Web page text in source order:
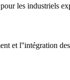
les industriels
et l''intégration